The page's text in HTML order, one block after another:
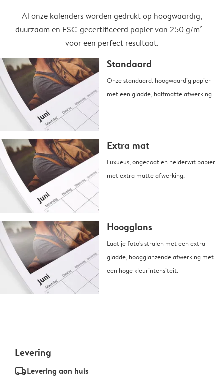
Al onze kalenders worden gedrukt op hoogwaardig,
duurzaam en FSC-gecertificeerd papier van 250 g/m² –
voor een perfect resultaat.
Standaard
Onze standaard: hoogwaardig papier
met een gladde, halfmatte afwerking.
Extra mat
Luxueus, ongecoat en helderwit papier
met extra matte afwerking.
Hoogglans
Laat je foto's stralen met een extra
gladde, hoogglanzende afwerking met
een hoge kleurintensiteit.
Levering
delivery_standard_v2Levering aan huis